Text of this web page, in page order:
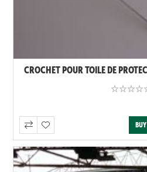
CROCHET POUR TOILE DE